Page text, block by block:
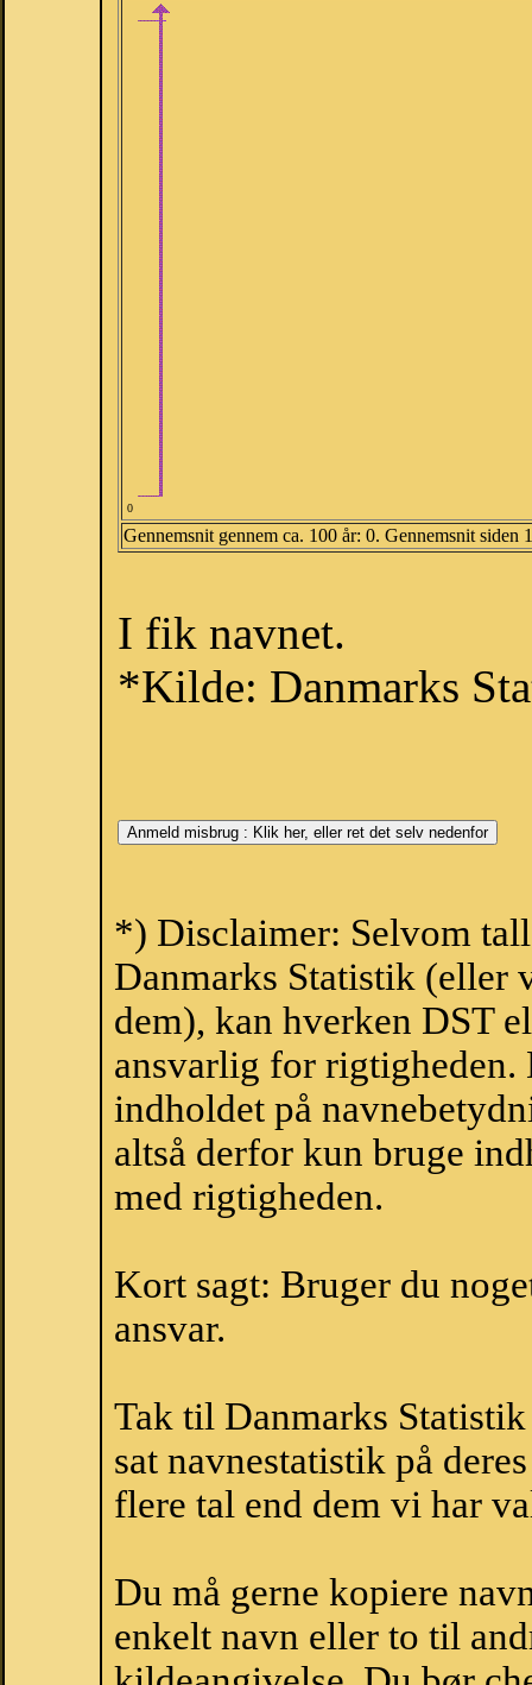
0
Gennemsnit gennem ca. 100 år: 0. Gennemsnit siden
I fik navnet.
*Kilde: Danmarks
*) Disclaimer: Selvom
Danmarks Statistik (eller
dem), kan hverken DST
ansvarlig for
indholdet på
altså derfor kun bruge
med rigtigheden.
Kort sagt: Bruger du
ansvar.
Tak til Danmarks
sat navnestatistik på
flere tal end dem vi har
Du må gerne kopiere
enkelt navn eller to til